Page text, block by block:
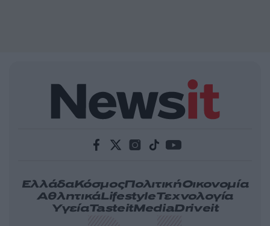
ΕλλάδαΚόσμοςΠολιτικήΟικονομία
ΑθλητικάLifestyleΤεχνολογία
ΥγείαTasteitMediaDriveit